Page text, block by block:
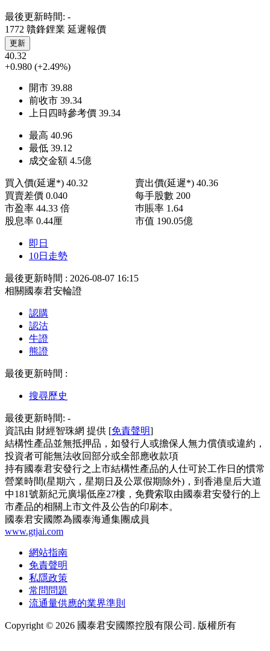
最後更新時間: -
1772 贛鋒鋰業 延遲報價
更新
40.32
+0.980 (+2.49%)
開市 39.88
前收市 39.34
上日四時參考價 39.34
最高 40.96
最低 39.12
成交金額 4.5億
買入價(延遲*) 40.32 賣出價(延遲*) 40.36
買賣差價 0.040 每手股數 200
市盈率 44.33 倍 巿賬率 1.64
股息率 0.44厘 市值 190.05億
即日
10日走勢
最後更新時間 : 2026-08-07 16:15
相關國泰君安輪證
認購
認沽
牛證
熊證
最後更新時間 :
搜尋歷史
最後更新時間: -
資訊由 財經智珠網 提供 [免責聲明]
結構性產品並無抵押品，如發行人或擔保人無力償債或違約，
投資者可能無法收回部分或全部應收款項
持有國泰君安發行之上市結構性產品的人仕可於工作日的慣常
營業時間(星期六，星期日及公眾假期除外)，到香港皇后大道
中181號新紀元廣場低座27樓，免費索取由國泰君安發行的上
市產品的相關上市文件及公告的印刷本。
國泰君安國際為國泰海通集團成員
www.gtjai.com
網站指南
免責聲明
私隱政策
常問問題
流通量供應的業界準則
Copyright © 2026 國泰君安國際控股有限公司. 版權所有